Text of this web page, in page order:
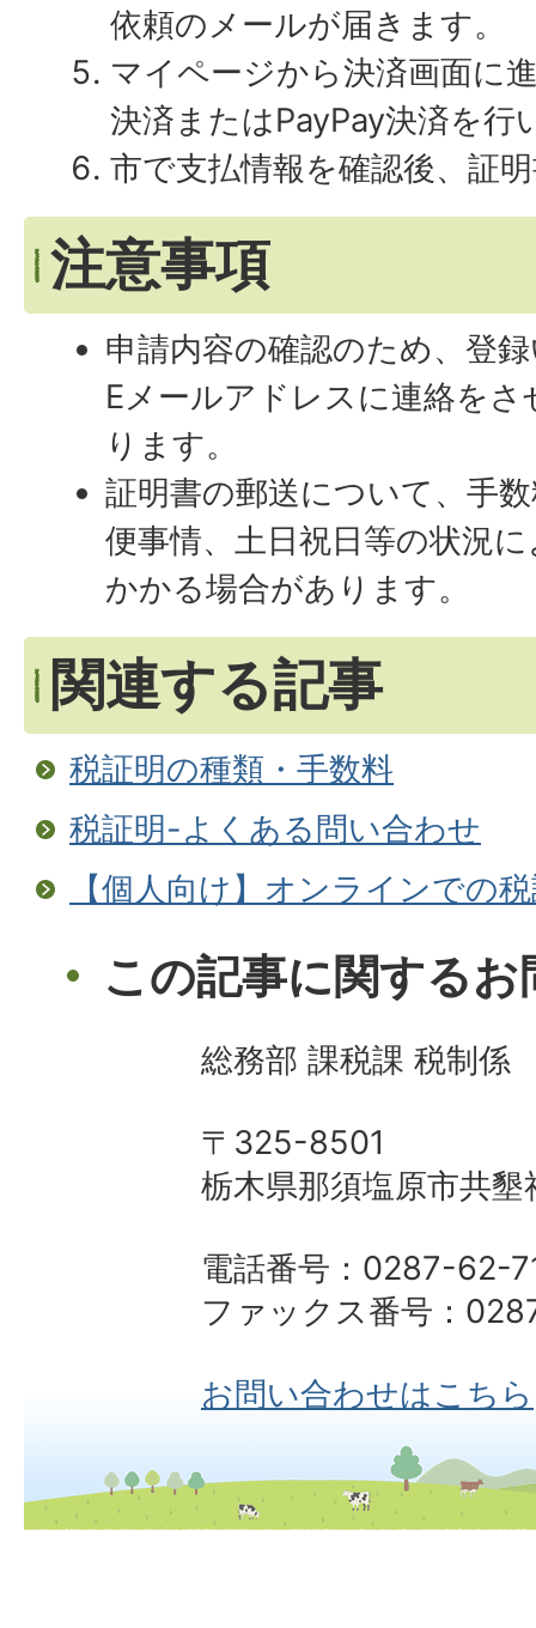
依頼のメールが届きます。
マイページから決済画面に
決済またはPayPay決済を行
市で支払情報を確認後、証
注意事項
申請内容の確認のため、登
Eメールアドレスに連絡を
ります。
証明書の郵送について、手
便事情、土日祝日等の状況
かかる場合があります。
関連する記事
税証明の種類・手数料
税証明-よくある問い合わせ
【個人向け】オンラインでの
この記事に関する
総務部 課税課 税制係
〒325-8501
栃木県那須塩原市共
電話番号：0287-62-
ファックス番号：
お問い合わせはこちら